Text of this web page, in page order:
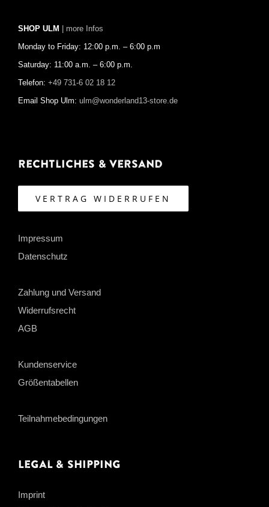
SHOP ULM | more Infos
Monday to Friday: 12:00 p.m. – 6:00 p.m
Saturday: 11:00 a.m. – 6:00 p.m.
Telefon: +49 731-6 02 18 12
Email Shop Ulm: ulm@wonderland13-store.de
Rechtliches & Versand
VERTRAG WIDERRUFEN
Impressum
Datenschutz
Zahlung und Versand
Widerrufsrecht
AGB
Kundenservice
Größentabellen
Teilnahmebedingungen
Legal & Shipping
Imprint